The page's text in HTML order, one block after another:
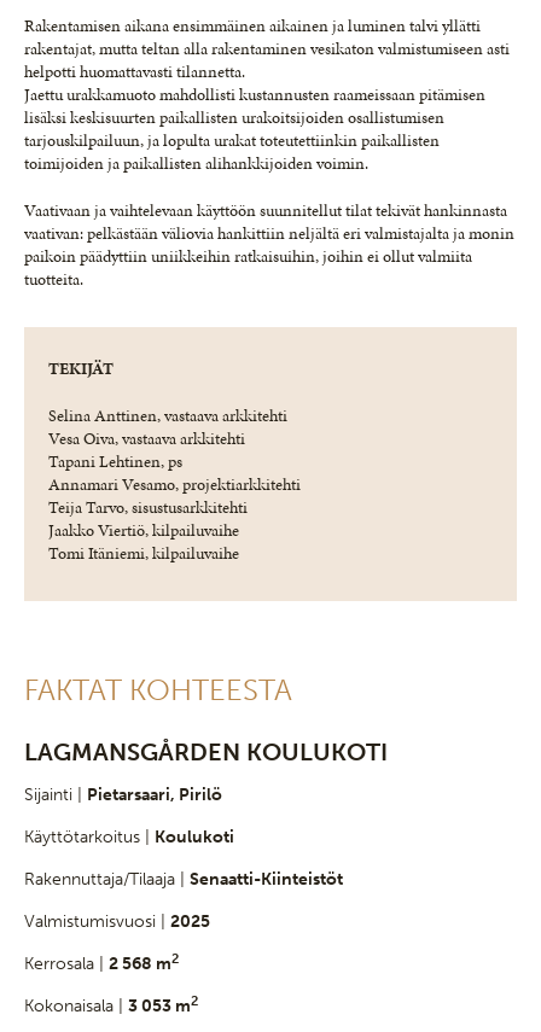
Rakentamisen aikana ensimmäinen aikainen ja luminen talvi yllätti
rakentajat, mutta teltan alla rakentaminen vesikaton valmistumiseen asti
helpotti huomattavasti tilannetta.
Jaettu urakkamuoto mahdollisti kustannusten raameissaan pitämisen
lisäksi keskisuurten paikallisten urakoitsijoiden osallistumisen
tarjouskilpailuun, ja lopulta urakat toteutettiinkin paikallisten
toimijoiden ja paikallisten alihankkijoiden voimin.
Vaativaan ja vaihtelevaan käyttöön suunnitellut tilat tekivät hankinnasta
vaativan: pelkästään väliovia hankittiin neljältä eri valmistajalta ja monin
paikoin päädyttiin uniikkeihin ratkaisuihin, joihin ei ollut valmiita
tuotteita.
TEKIJÄT
Selina Anttinen, vastaava arkkitehti
Vesa Oiva, vastaava arkkitehti
Tapani Lehtinen, ps
Annamari Vesamo, projektiarkkitehti
Teija Tarvo, sisustusarkkitehti
Jaakko Viertiö, kilpailuvaihe
Tomi Itäniemi, kilpailuvaihe
FAKTAT KOHTEESTA
LAGMANSGÅRDEN KOULUKOTI
Sijainti | Pietarsaari, Pirilö
Käyttötarkoitus | Koulukoti
Rakennuttaja/Tilaaja | Senaatti-Kiinteistöt
Valmistumisvuosi | 2025
Kerrosala | 2 568 m2
Kokonaisala | 3 053 m2